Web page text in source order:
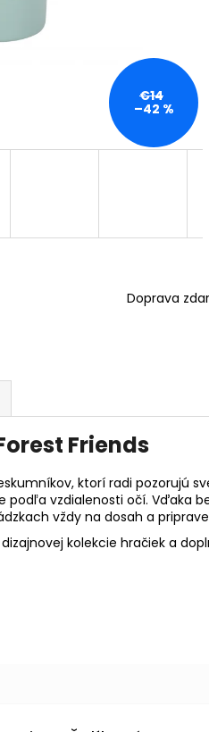
€14
–42 %
Doprava
Friends
ktorí radi pozorujú
vzdialenosti očí. Vďaka
vždy na dosah a
kolekcie hračiek a